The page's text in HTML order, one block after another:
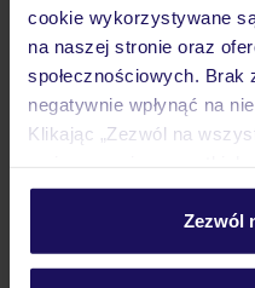
cookie wykorzystywane
na naszej stronie oraz
społecznościowych. Brak
negatywnie wpłynąć na
Klikając „Zezwól na
personalizować swój
Szczegółowe informacje
Zezwól
Hotel
Pokoje